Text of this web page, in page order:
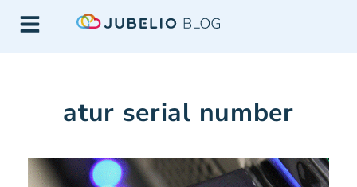
atur serial number